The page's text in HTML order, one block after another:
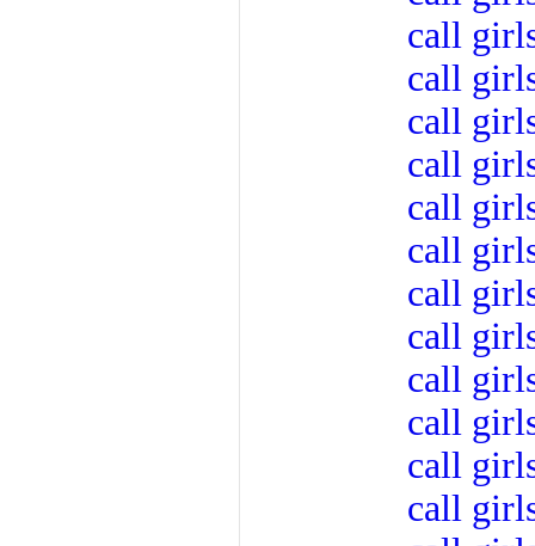
call
call
call
call
call
call
call
call
call
call
call
call